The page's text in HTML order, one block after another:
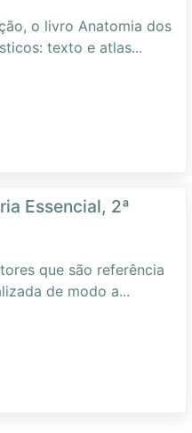
o livro Anatomia dos
texto e atlas...
Essencial, 2ª
que são referência
de modo a...